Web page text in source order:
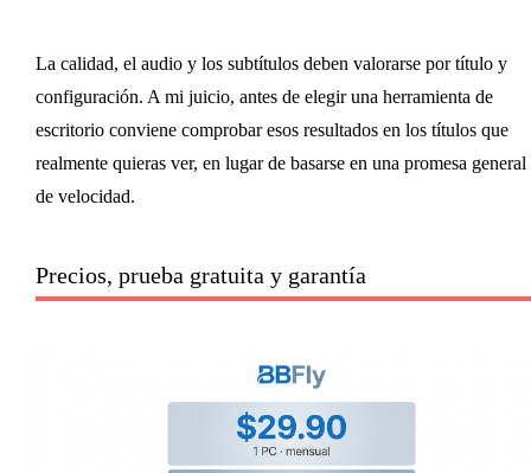
La calidad, el audio y los subtítulos deben valorarse por título y
configuración. A mi juicio, antes de elegir una herramienta de
escritorio conviene comprobar esos resultados en los títulos que
realmente quieras ver, en lugar de basarse en una promesa general
de velocidad.
Precios, prueba gratuita y garantía